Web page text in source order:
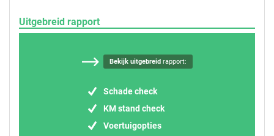
Uitgebreid rapport
Bekijk uitgebreid rapport:
Schade check
KM stand check
Voertuigopties